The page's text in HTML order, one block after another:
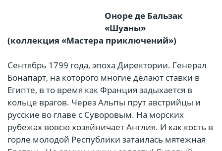
Оноре де Бальзак
«Шуаны»
(коллекция «Мастера приключений»)
Сентябрь 1799 года, эпоха Директории. Генерал
Бонапарт, на которого многие делают ставки в
Египте, в то время как Франция задыхается в
кольце врагов. Через Альпы прут австрийцы и
русские во главе с Суворовым. На морских
рубежах вовсю хозяйничает Англия. И как кость в
горле молодой Республики затаилась мятежная